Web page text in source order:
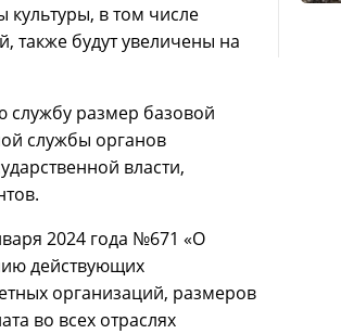
в том числе
также будут увеличены на
службу размер базовой
службы органов
власти,
2024 года №671 «О
действующих
организаций, размеров
во всех отраслях